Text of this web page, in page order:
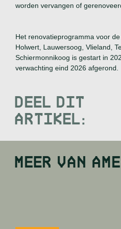
worden vervangen of
Het renovatieprogramma voor
Holwert, Lauwersoog, Vlieland,
Schiermonnikoog is gestart in
verwachting eind 2026 afgerond.
DEEL DIT
ARTIKEL:
MEER VAN